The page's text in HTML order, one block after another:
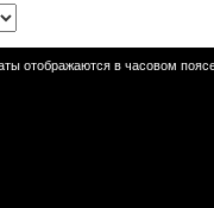
отображаются в часовом